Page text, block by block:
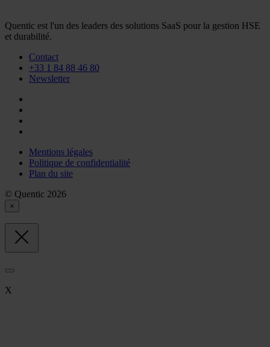
Quentic est l'un des leaders des solutions SaaS pour la gestion HSE
et durabilité.
Contact
+33 1 84 88 46 80
Newsletter
Mentions légales
Politique de confidentialité
Plan du site
© Quentic 2026
×
X